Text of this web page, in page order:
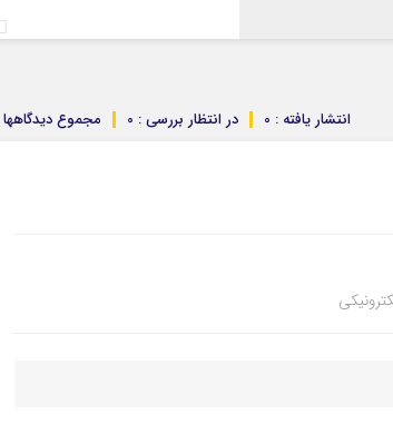
مجموع دیدگاهها در انتظار بررسی : 0 انتشار یافته : 0